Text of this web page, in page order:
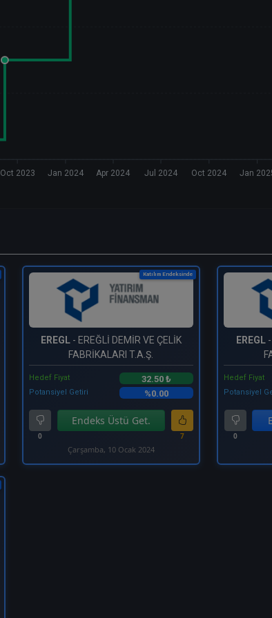
Oct 2023 Jan 2024 Apr 2024 Jul 2024 Oct 2024 Jan
Katılım Endeksinde
EREGL- EREĞLİ DEMİR VE ÇELİK
FABRİKALARI T.A.Ş.
Hedef Fiyat 32.50 ₺
Potansiyel Getiri %0.00
0
Endeks Üstü Get.
7
Çarşamba, 10 Ocak 2024
EREGL-
Hedef Fiyat
Potansiyel
0